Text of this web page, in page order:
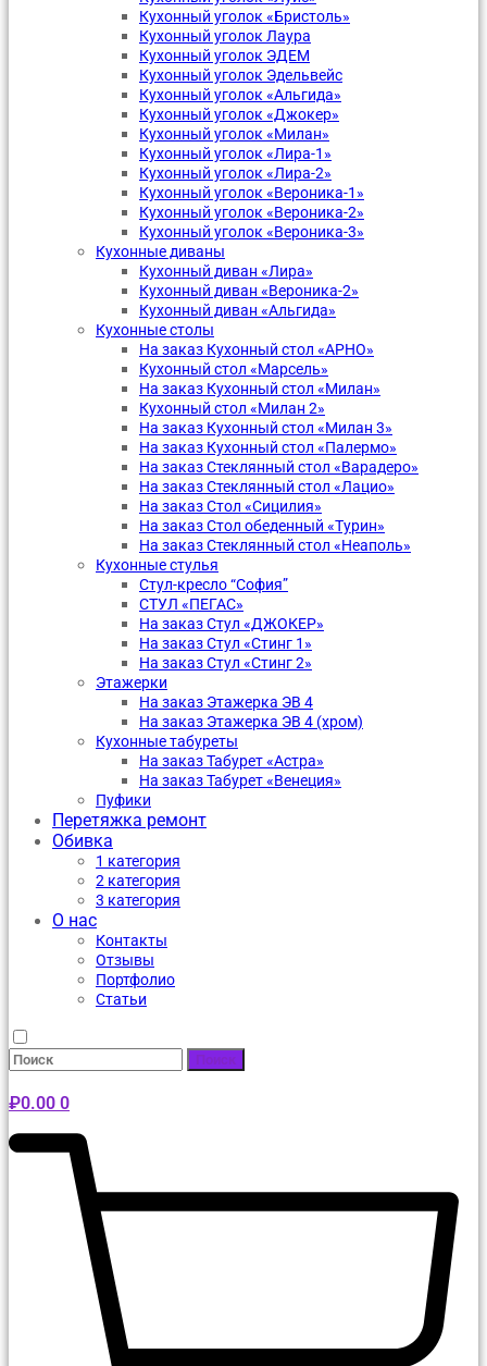
Кухонный уголок «Бристоль»
Кухонный уголок Лаура
Кухонный уголок ЭДЕМ
Кухонный уголок Эдельвейс
Кухонный уголок «Альгида»
Кухонный уголок «Джокер»
Кухонный уголок «Милан»
Кухонный уголок «Лира-1»
Кухонный уголок «Лира-2»
Кухонный уголок «Вероника-1»
Кухонный уголок «Вероника-2»
Кухонный уголок «Вероника-3»
Кухонные диваны
Кухонный диван «Лира»
Кухонный диван «Вероника-2»
Кухонный диван «Альгида»
Кухонные столы
На заказ Кухонный стол «АРНО»
Кухонный стол «Марсель»
На заказ Кухонный стол «Милан»
Кухонный стол «Милан 2»
На заказ Кухонный стол «Милан 3»
На заказ Кухонный стол «Палермо»
На заказ Стеклянный стол «Варадеро»
На заказ Стеклянный стол «Лацио»
На заказ Стол «Сицилия»
На заказ Стол обеденный «Турин»
На заказ Стеклянный стол «Неаполь»
Кухонные стулья
Стул-кресло “София”
CТУЛ «ПЕГАС»
На заказ Стул «ДЖОКЕР»
На заказ Стул «Стинг 1»
На заказ Стул «Стинг 2»
Этажерки
На заказ Этажерка ЭВ 4
На заказ Этажерка ЭВ 4 (хром)
Кухонные табуреты
На заказ Табурет «Астра»
На заказ Табурет «Венеция»
Пуфики
Перетяжка ремонт
Обивка
1 категория
2 категория
3 категория
О нас
Контакты
Отзывы
Портфолио
Статьи
Поиск
₽0.00 0